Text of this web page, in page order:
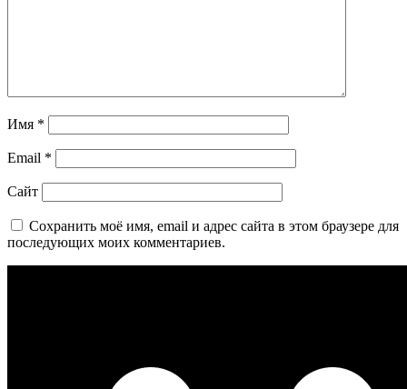
Имя *
Email *
Сайт
Сохранить моё имя, email и адрес сайта в этом браузере для
последующих моих комментариев.